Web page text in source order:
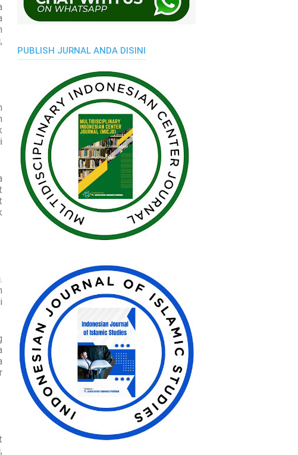
PUBLISH JURNAL ANDA DISINI